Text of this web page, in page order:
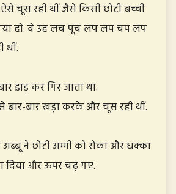
ऐसे चूस रही थीं जैसे किसी छोटी बच्ची
हो. वे उह लच पूच लप लप चप लप
थीं.
झड़ कर गिर जाता था.
बार-बार खड़ा करके और चूस रही थीं.
ने छोटी अम्मी को रोका और धक्का
दिया और ऊपर चढ़ गए.